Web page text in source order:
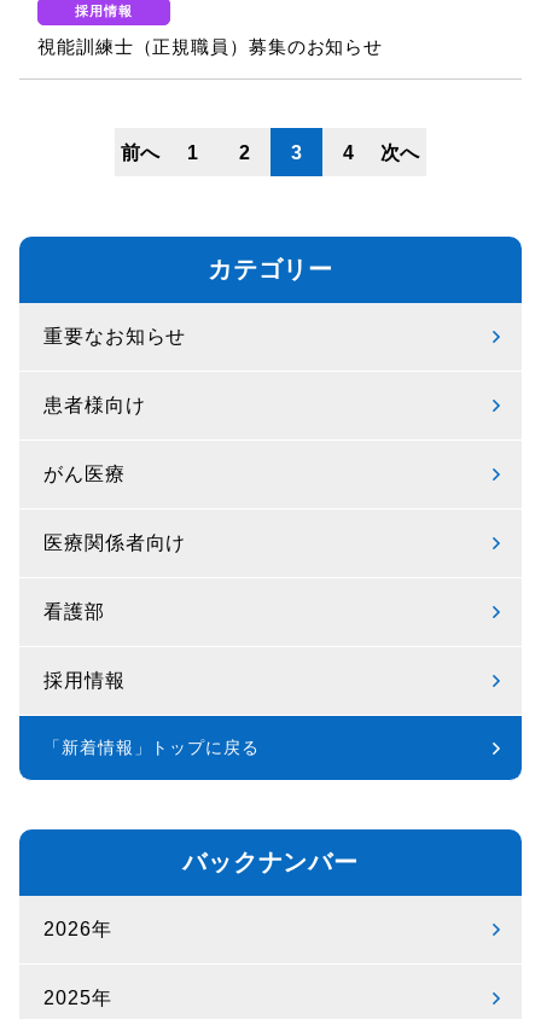
採用情報
視能訓練士（正規職員）募集のお知らせ
ビ
前へ 1 2 3 4 次へ
カテゴリー
重要なお知らせ
患者様向け
がん医療
医療関係者向け
看護部
採用情報
「新着情報」トップに戻る
バックナンバー
2026年
2025年